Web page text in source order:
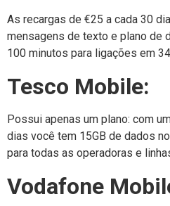
As recargas de €25 a cada 30
mensagens de texto e plano de
100 minutos para ligações em
Tesco Mobile:
Possui apenas um plano: com
dias você tem 15GB de dados
para todas as operadoras e
Vodafone